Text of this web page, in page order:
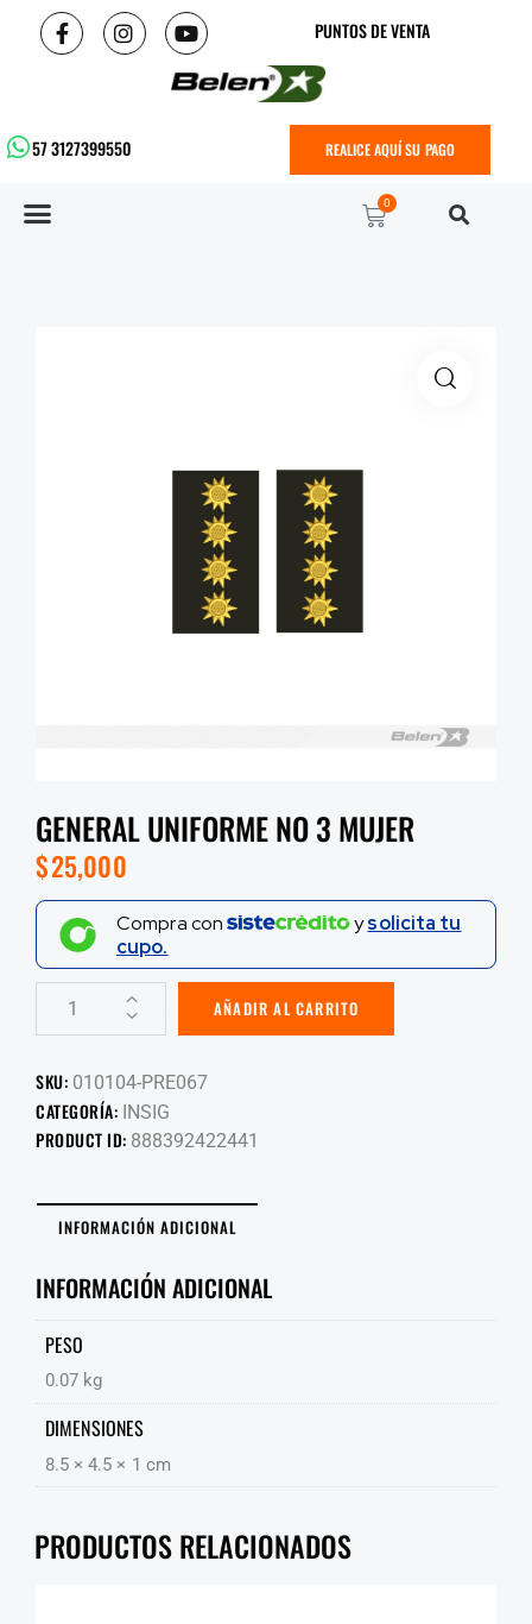
PUNTOS DE VENTA
57 3127399550 REALICE AQUÍ SU PAGO
0
GENERAL UNIFORME NO 3 MUJER
$25,000
Compra con ysolicita tu
cupo.
AÑADIR AL CARRITO
SKU: 010104-PRE067
CATEGORÍA: INSIG
PRODUCT ID: 888392422441
INFORMACIÓN ADICIONAL
INFORMACIÓN ADICIONAL
PESO
0.07 kg
DIMENSIONES
8.5 × 4.5 × 1 cm
PRODUCTOS RELACIONADOS